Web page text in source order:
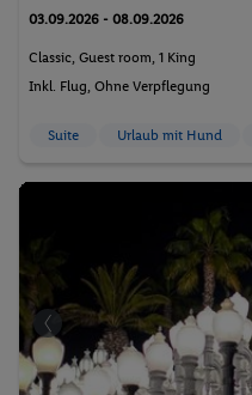
03.09.2026 - 08.09.2026
Classic, Guest room, 1 King
Inkl. Flug, Ohne Verpflegung
Suite Urlaub mit Hund